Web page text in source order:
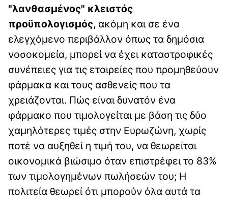
"λανθασμένος" κλειστός
προϋπολογισμός, ακόμη και σε ένα
ελεγχόμενο περιβάλλον όπως τα δημόσια
νοσοκομεία, μπορεί να έχει καταστροφικές
συνέπειες για τις εταιρείες που προμηθεύουν
φάρμακα και τους ασθενείς που τα
χρειάζονται. Πώς είναι δυνατόν ένα
φάρμακο που τιμολογείται με βάση τις δύο
χαμηλότερες τιμές στην Ευρωζώνη, χωρίς
ποτέ να αυξηθεί η τιμή του, να θεωρείται
οικονομικά βιώσιμο όταν επιστρέφει το 83%
των τιμολογημένων πωλήσεών του; Η
πολιτεία θεωρεί ότι μπορούν όλα αυτά τα